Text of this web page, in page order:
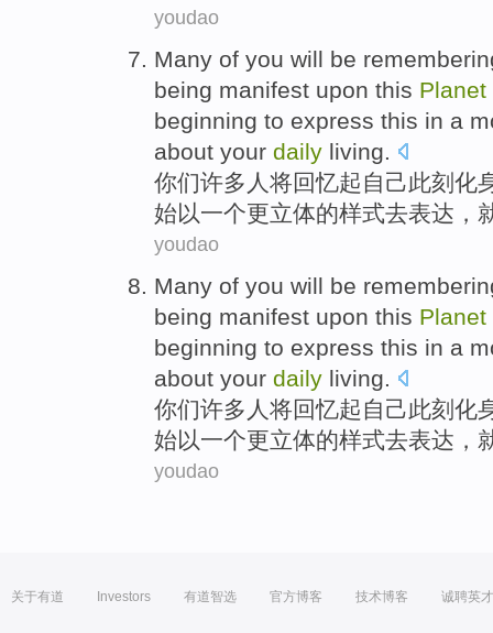
youdao
Many of you will be
being manifest upon this Planet
beginning to express this in a
about your daily living.
你们许多人 将回忆起 自己此刻 化
始以一个更立体的样式去表达 ，
youdao
Many of you will be
being manifest upon this Planet
beginning to express this in a
about your daily living
你们许多人 将回忆起 自己此刻 化
始以一个更立体的样式去表达 ，
youdao
关于有道 Investors 有道智选 官方博客 技术博客 诚聘英才